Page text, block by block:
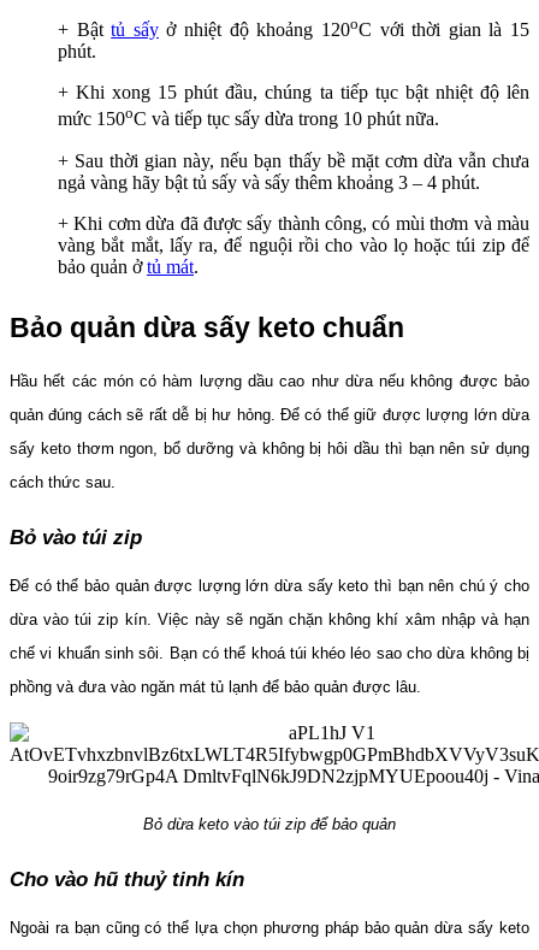
+ Bậttủ sấyở nhiệt độ khoảng 120oC với thời gian là 15
phút.
+ Khi xong 15 phút đầu, chúng ta tiếp tục bật nhiệt độ lên
mức 150oC và tiếp tục sấy dừa trong 10 phút nữa.
+ Sau thời gian này, nếu bạn thấy bề mặt cơm dừa vẫn chưa
ngả vàng hãy bật tủ sấy và sấy thêm khoảng 3 – 4 phút.
+ Khi cơm dừa đã được sấy thành công, có mùi thơm và màu
vàng bắt mắt, lấy ra, để nguội rồi cho vào lọ hoặc túi zip để
bảo quản ởtủ mát.
Bảo quản dừa sấy keto chuẩn
Hầu hết các món có hàm lượng dầu cao như dừa nếu không được bảo
quản đúng cách sẽ rất dễ bị hư hỏng. Để có thể giữ được lượng lớn dừa
sấy keto thơm ngon, bổ dưỡng và không bị hôi dầu thì bạn nên sử dụng
cách thức sau.
Bỏ vào túi zip
Để có thể bảo quản được lượng lớn dừa sấy keto thì bạn nên chú ý cho
dừa vào túi zip kín. Việc này sẽ ngăn chặn không khí xâm nhập và hạn
chế vi khuẩn sinh sôi. Bạn có thể khoá túi khéo léo sao cho dừa không bị
phồng và đưa vào ngăn mát tủ lạnh để bảo quản được lâu.
Bỏ dừa keto vào túi zip để bảo quản
Cho vào hũ thuỷ tinh kín
Ngoài ra bạn cũng có thể lựa chọn phương pháp bảo quản dừa sấy keto